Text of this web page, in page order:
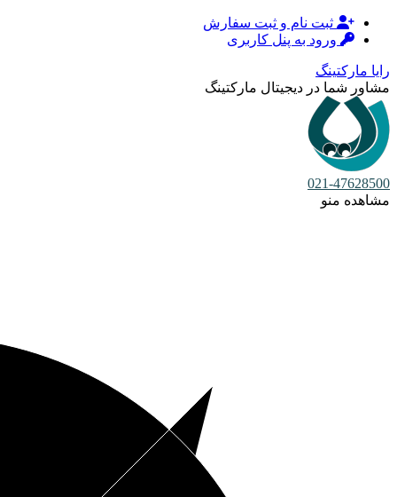
ثبت نام و ثبت سفارش
ورود به پنل کاربری
رایا مارکتینگ
مشاور شما در دیجیتال مارکتینگ
021-47628500
مشاهده منو